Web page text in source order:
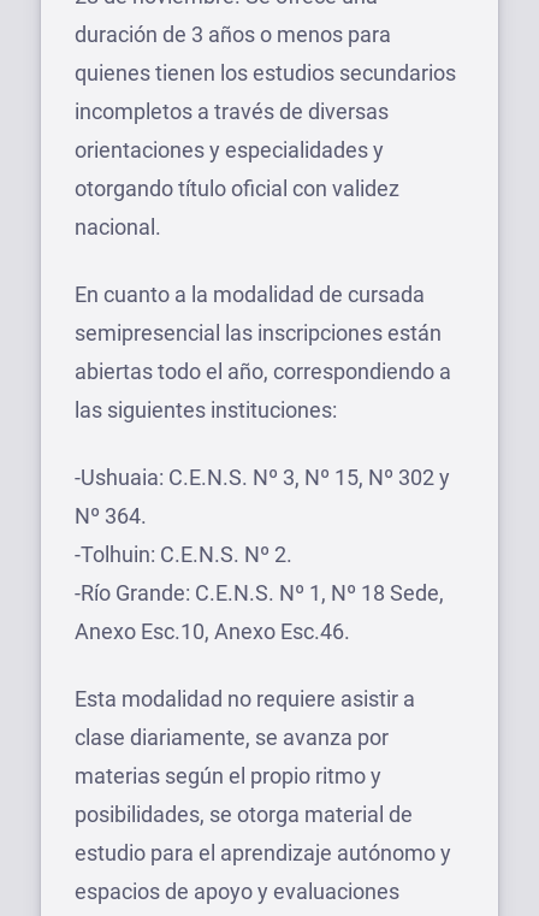
duración de 3 años o menos para
quienes tienen los estudios secundarios
incompletos a través de diversas
orientaciones y especialidades y
otorgando título oficial con validez
nacional.
En cuanto a la modalidad de cursada
semipresencial las inscripciones están
abiertas todo el año, correspondiendo a
las siguientes instituciones:
-Ushuaia: C.E.N.S. Nº 3, Nº 15, Nº 302 y
Nº 364.
-Tolhuin: C.E.N.S. Nº 2.
-Río Grande: C.E.N.S. Nº 1, Nº 18 Sede,
Anexo Esc.10, Anexo Esc.46.
Esta modalidad no requiere asistir a
clase diariamente, se avanza por
materias según el propio ritmo y
posibilidades, se otorga material de
estudio para el aprendizaje autónomo y
espacios de apoyo y evaluaciones